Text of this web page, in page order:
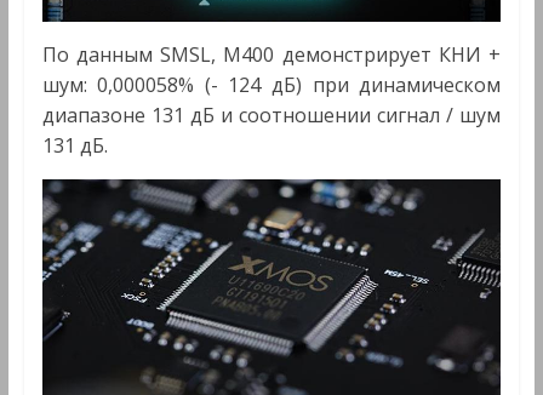
По данным SMSL, M400 демонстрирует КНИ +
шум: 0,000058% (- 124 дБ) при динамическом
диапазоне 131 дБ и соотношении сигнал / шум
131 дБ.